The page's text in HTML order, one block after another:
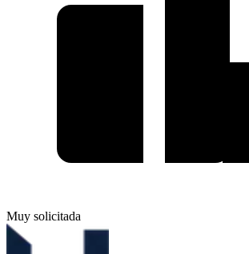
Muy solicitada